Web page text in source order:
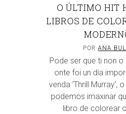
O ÚLTIMO HIT
LIBROS DE
PORANA
Pode ser que ti non
onte foi un día
venda ‘Thrill Murray’,
podemos imaxinar
libro de colorear